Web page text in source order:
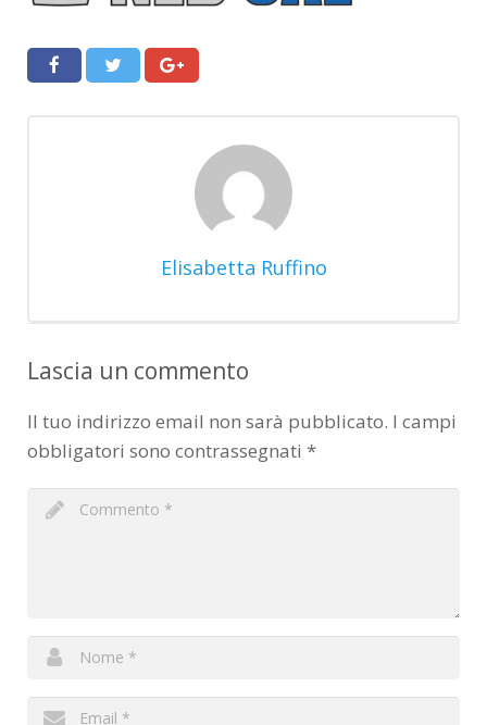
Elisabetta Ruffino
Lascia un commento
Il tuo indirizzo email non sarà pubblicato. I campi
obbligatori sono contrassegnati *